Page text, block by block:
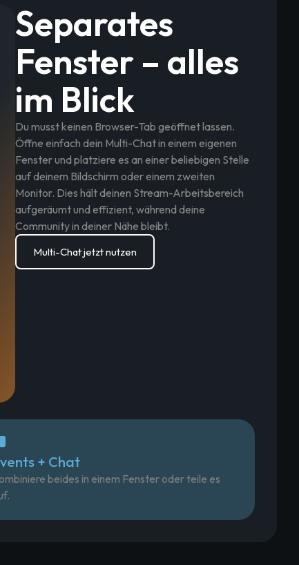
Separates
Fenster – alles
im Blick
Du musst keinen Browser-Tab geöffnet lassen.
Öffne einfach dein Multi-Chat in einem eigenen
Fenster und platziere es an einer beliebigen Stelle
auf deinem Bildschirm oder einem zweiten
Monitor. Dies hält deinen Stream-Arbeitsbereich
aufgeräumt und effizient, während deine
Community in deiner Nähe bleibt.
Multi-Chat jetzt nutzen
+ Chat
beides in einem Fenster oder teile es